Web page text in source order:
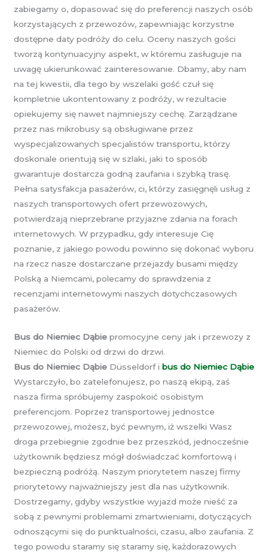
zabiegamy o, dopasować się do preferencji naszych osób
korzystających z przewozów, zapewniając korzystne
dostępne daty podróży do celu. Oceny naszych gości
tworzą kontynuacyjny aspekt, w któremu zasługuje na
uwagę ukierunkować zainteresowanie. Dbamy, aby nam
na tej kwestii, dla tego by wszelaki gość czuł się
kompletnie ukontentowany z podróży, w rezultacie
opiekujemy się nawet najmniejszy cechę. Zarządzane
przez nas mikrobusy są obsługiwane przez
wyspecjalizowanych specjalistów transportu, którzy
doskonale orientują się w szlaki, jaki to sposób
gwarantuje dostarcza godną zaufania i szybką trasę.
Pełna satysfakcja pasażerów, ci, którzy zasięgnęli usług z
naszych transportowych ofert przewozowych,
potwierdzają nieprzebrane przyjazne zdania na forach
internetowych. W przypadku, gdy interesuje Cię
poznanie, z jakiego powodu powinno się dokonać wyboru
na rzecz nasze dostarczane przejazdy busami między
Polską a Niemcami, polecamy do sprawdzenia z
recenzjami internetowymi naszych dotychczasowych
pasażerów.
Bus do Niemiec Dąbie promocyjne ceny jak i przewozy z
Niemiec do Polski od drzwi do drzwi.
Bus do Niemiec Dąbie Düsseldorf i bus do Niemiec Dąbie
Wystarczyło, bo zatelefonujesz, po naszą ekipą, zaś
nasza firma spróbujemy zaspokoić osobistym
preferencjom. Poprzez transportowej jednostce
przewozowej, możesz, być pewnym, iż wszelki Wasz
droga przebiegnie zgodnie bez przeszkód, jednocześnie
użytkownik będziesz mógł doświadczać komfortową i
bezpieczną podróżą. Naszym priorytetem naszej firmy
priorytetowy najważniejszy jest dla nas użytkownik.
Dostrzegamy, gdyby wszystkie wyjazd może nieść za
sobą z pewnymi problemami zmartwieniami, dotyczących
odnoszącymi się do punktualności, czasu, albo zaufania. Z
tego powodu staramy się staramy się, każdorazowych